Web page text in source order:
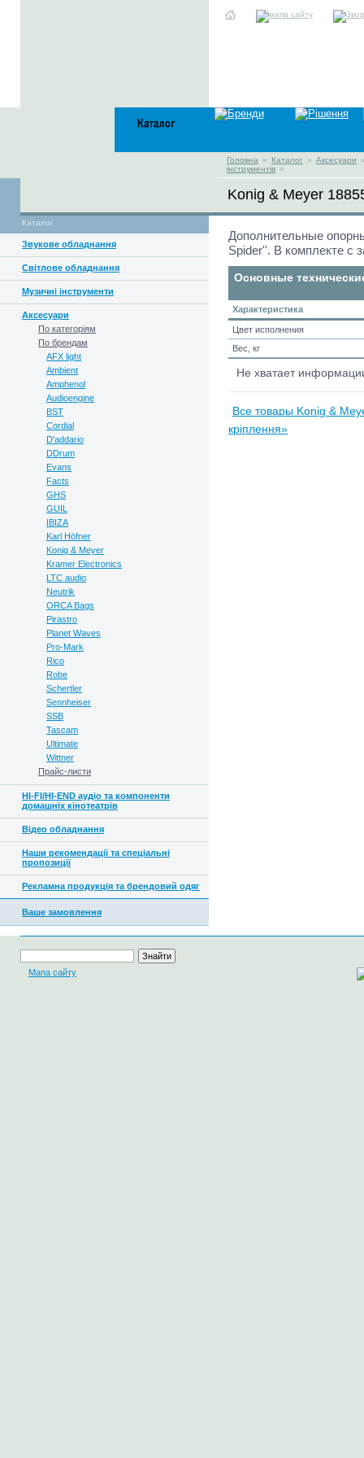
Головна » Каталог » Аксесуари
інструментів »
Konig & Meyer
Каталог
Звукове обладнання
Світлове обладнання
Музичні інструменти
Аксесуари
По категоріям
По брендам
AFX light
Ambient
Amphenol
Audioengine
BST
Cordial
D'addario
DDrum
Evans
Facts
GHS
GUIL
IBIZA
Karl Höfner
Konig & Meyer
Kramer Electronics
LTC audio
Neutrik
ORCA Bags
Pirastro
Planet Waves
Pro-Mark
Rico
Robe
Schertler
Sennheiser
SSB
Tascam
Ultimate
Wittner
Прайс-листи
HI-FI/HI-END аудіо та компоненти
домашніх кінотеатрів
Відео обладнання
Наши рекомендації та спеціальні
пропозиції
Рекламна продукція та брендовий одяг
Ваше замовлення
Дополнительные
Spider''. В комплекте с
Основные
Характеристика
Цвет исполнения
Вес, кг
Не хватает
Все товары Konig &
кріплення»
Мапа сайту